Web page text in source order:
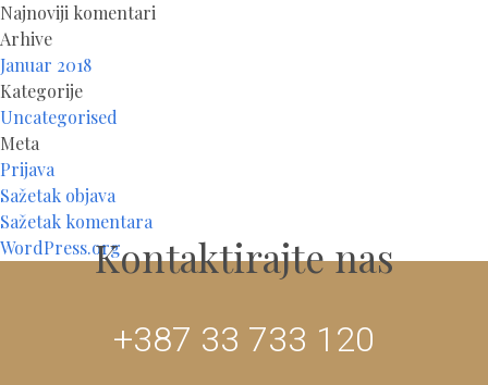
Najnoviji komentari
Arhive
Januar 2018
Kategorije
Uncategorised
Meta
Prijava
Sažetak objava
Sažetak komentara
WordPress.orgKontaktirajte nas
+387 33 733 120